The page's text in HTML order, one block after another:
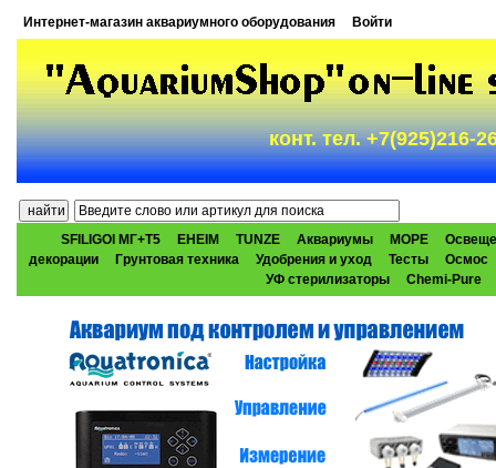
Интернет-магазин аквариумного оборудования Войти
конт. тел. +7(925)216-
SFILIGOI МГ+Т5 EHEIM TUNZE Аквариумы МОРЕ
декорации
Грунтовая техника Удобрения и уход Тесты
Осмос
УФ стерилизаторы
Chemi-Pure